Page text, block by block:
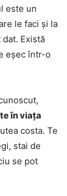
este un
le faci și la
Există
eșec într-o
în viața
costa. Te
stai de
se pot